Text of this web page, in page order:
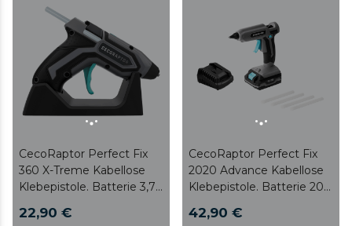
CecoRaptor Perfect Fix
360 X-Treme Kabellose
Klebepistole. Batterie 3,7V
Stabdurchmesser 7mm
22,90 €
CecoRaptor Perfect Fix
2020 Advance Kabellose
Klebepistole. Batterie 20V
Stabdurchmesser 11mm
42,90 €